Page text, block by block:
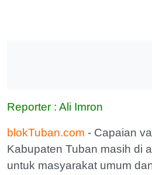
Reporter : Ali Imron
blokTuban.com - Capaian
Kabupaten Tuban masih di
untuk masyarakat umum